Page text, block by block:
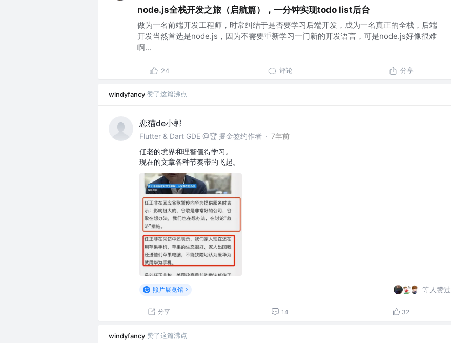
node.js全栈开发之旅（启航篇），一分钟实现todo list后台
做为一名前端开发工程师，时常纠结于是否要学习后端开发，成为一名真正的全栈，后端
开发当然首选是node.js，因为不需要重新学习一门新的开发语言，可是node.js好像很难
啊...
24 评论 分享
windyfancy 赞了这篇沸点
恋猫de小郭
Flutter & Dart GDE @🏆 掘金签约作者 · 7年前
任老的境界和理智值得学习。
现在的文章各种节奏带的飞起。
照片展览馆 等人赞过
分享 14 32
windyfancy 赞了这篇沸点